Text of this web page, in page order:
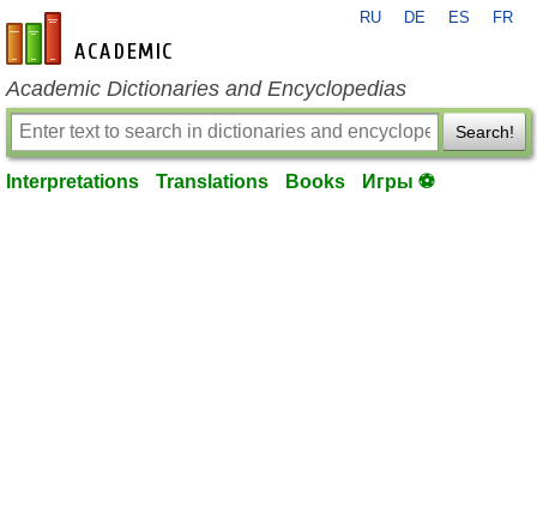
en-academic.com
RU DE ES FR
Academic Dictionaries and Encyclopedias
Search!
Interpretations Translations Books Игры ⚽